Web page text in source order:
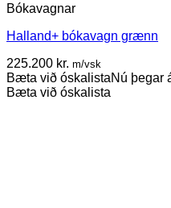
Bókavagnar
Halland+ bókavagn grænn
225.200 kr. m/vsk
Bæta við óskalistaNú þegar
Bæta við óskalista